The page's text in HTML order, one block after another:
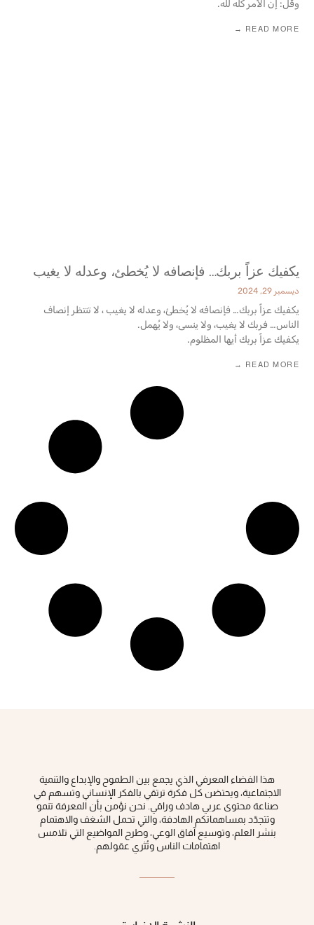
وقُل: إن الأمر كله لله.
READ MORE →
يكفيك عزاً بربك… فإنصافه لا يُخطئ، وعدله لا يغيب
ديسمبر 29, 2024
يكفيك عزاً بربك… فإنصافه لا يُخطئ، وعدله لا يغيب ، لا تنتظر إنصاف
الناس… فربك لا يغيب، ولا ينسى، ولا يُهمل.
يكفيك عزاً بربك أيها المظلوم.
READ MORE →
هذا الفضاء المعرفي الذي يجمع بين الطموح والإبداع والتنمية
الاجتماعية، ويحتضن كل فكرة ‏ترتقي بالفكر الإنساني وتسهم في
صناعة محتوى عربي هادف وراقي‎.‎ نحن نؤمن بأن المعرفة تنمو
وتتجدّد بمساهماتكم الهادفة، والتي تحمل الشغف والاهتمام
بنشر العلم، وتوسيع آفاق الوعي، ‏وطرح المواضيع التي تلامس
اهتمامات الناس وتُثري عقولهم‎.‎